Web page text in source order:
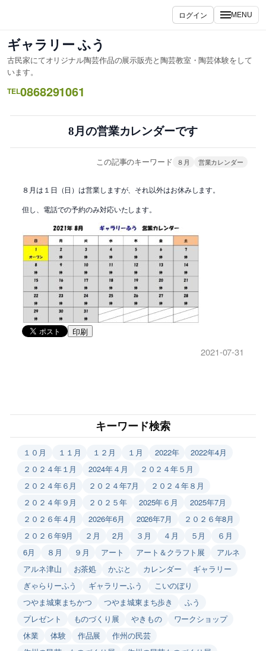
ス
キ
ッ
プ
ログイン MENU
ギャラリー ふう
古民家にてオリジナル陶芸作品の展示販売と陶芸教室・陶芸体験をして
います。
TEL0868291061
8月の営業カレンダーです
この記事のキーワード ８月 営業カレンダー
８月は１日（日）は営業しますが、それ以外はお休みします。
但し、電話での予約のみ対応いたします。
印刷
2021-07-31
キーワード検索
１０月 １１月 １２月 １月 2022年
2022年4月
２０２４年１月
2024年４月
２０２４年５月
２０２４年６月
２０２４年7月
２０２４年８月
２０２４年９月
２０２５年 2025年６月
2025年7月
２０２６年４月
2026年6月 2026年7月
２０２６年8月
２０２６年9月
２月 2月 ３月 ４月 ５月
６月
6月
８月 ９月 アート アート＆クラフト展
アルネ
アルネ津山
お茶処 かぶと カレンダー
ギャラリー
ぎゃらりーふう
ギャラリーふう
こいのぼり
つやま城東まちかつ
つやま城東まち歩き
ふう
プレゼント
ものづくり展 やきもの
ワークショップ
休業
体験 作品展
作州の民芸